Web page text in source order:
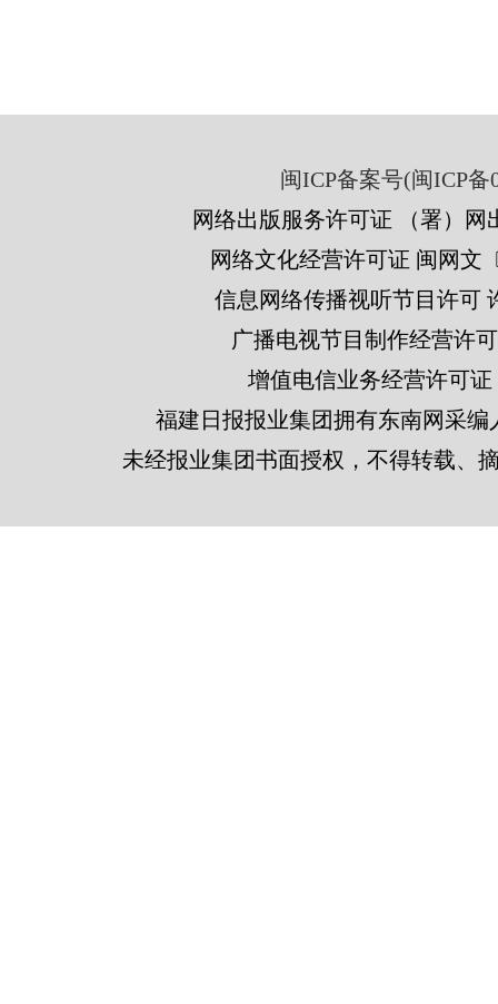
闽ICP备案号(闽ICP备
网络出版服务许可证 （署）网
网络文化经营许可证 闽网文
信息网络传播视听节目许可
广播电视节目制作经营许
增值电信业务经营许可证
福建日报报业集团拥有东南网采
未经报业集团书面授权，不得转载、